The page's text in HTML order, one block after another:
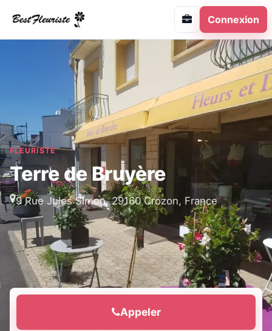
Connexion
FLEURISTE
Terre de Bruyère
9 Rue Jules Simon, 29160 Crozon, France
Appeler